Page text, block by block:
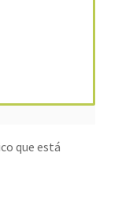
que está